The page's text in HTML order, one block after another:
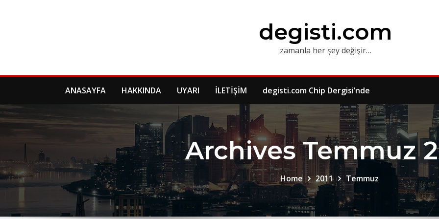
degisti.com
zamanla her şey değişir…
ANASAYFA HAKKINDA UYARI İLETİŞİM degisti.com Chip Dergisi’nde
Archives Temmuz
Home 2011 Temmuz